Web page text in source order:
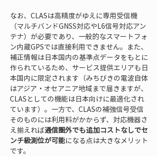
なお、CLASは高精度がゆえに専用受信機
（マルチバンドGNSS対応やL6信号対応アン
テナ）が必要であり、一般的なスマートフォ
ン内蔵GPSでは直接利用できません。また、
補正情報は日本国内の基準点データをもとに
作られているため、サービス提供エリアも日
本国内に限定されます（みちびきの電波自体
はアジア・オセアニア地域まで届きますが、
CLASとしての機能は日本向けに最適化され
ています）。一方で、CLASの補強信号受信
そのものには利用料がかからず、対応機器さ
え揃えれば通信圏外でも追加コストなしでセ
ンチ級測位が可能になる点は大きなメリット
です。